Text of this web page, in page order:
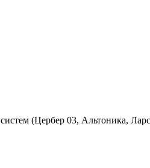
(Цербер 03, Альтоника,